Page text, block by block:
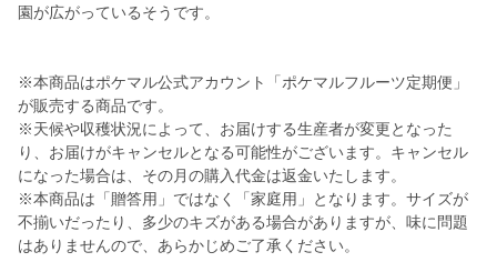
園が広がっているそうです。
※本商品はポケマル公式アカウント「ポケマルフルーツ定期便」
が販売する商品です。
※天候や収穫状況によって、お届けする生産者が変更となった
り、お届けがキャンセルとなる可能性がございます。キャンセル
になった場合は、その月の購入代金は返金いたします。
※本商品は「贈答用」ではなく「家庭用」となります。サイズが
不揃いだったり、多少のキズがある場合がありますが、味に問題
はありませんので、あらかじめご了承ください。